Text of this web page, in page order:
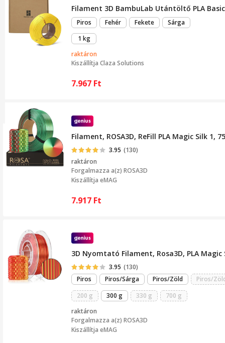
Filament 3D BambuLab Utántöltő PLA
Piros Fehér Fekete
Sárga
1 kg
raktáron
Kiszállítja Claza Solutions
7.967 Ft
Filament, ROSA3D, ReFill PLA Magic Silk 1,
3.95 (130)
raktáron
Forgalmazza a(z) ROSA3D
Kiszállítja eMAG
7.917 Ft
3D Nyomtató Filament, Rosa3D, PLA
3.95 (130)
Piros
Piros/Sárga Piros/Zöld
Piros/
200 g
300 g 330 g
700 g
raktáron
Forgalmazza a(z) ROSA3D
Kiszállítja eMAG